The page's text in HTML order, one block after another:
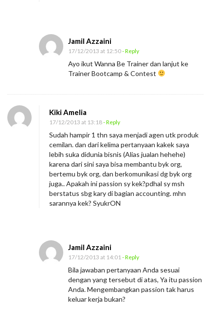
Jamil Azzaini
17/12/2013 at 12:50- Reply
Ayo ikut Wanna Be Trainer dan lanjut ke
Trainer Bootcamp & Contest
Kiki Amelia
17/12/2013 at 13:18- Reply
Sudah hampir 1 thn saya menjadi agen utk produk
cemilan. dan dari kelima pertanyaan kakek saya
lebih suka didunia bisnis (Alias jualan hehehe)
karena dari sini saya bisa membantu byk org,
bertemu byk org, dan berkomunikasi dg byk org
juga.. Apakah ini passion sy kek?pdhal sy msh
berstatus sbg kary di bagian accounting. mhn
sarannya kek? SyukrON
Jamil Azzaini
17/12/2013 at 14:01 - Reply
Bila jawaban pertanyaan Anda sesuai
dengan yang tersebut di atas, Ya itu passion
Anda. Mengembangkan passion tak harus
keluar kerja bukan?